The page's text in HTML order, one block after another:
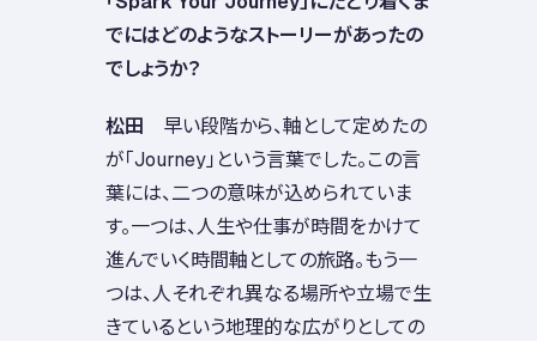
でにはどのようなストーリーがあったの
でしょうか？
松田 早い段階から、軸として定めたの
が「Journey」という言葉でした。この言
葉には、二つの意味が込められていま
す。一つは、人生や仕事が時間をかけて
進んでいく時間軸としての旅路。もう一
つは、人それぞれ異なる場所や立場で生
きているという地理的な広がりとしての